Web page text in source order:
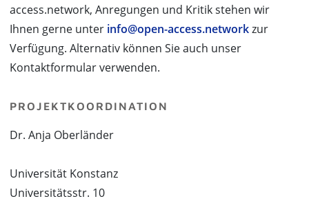
access.network, Anregungen und Kritik stehen wir
Ihnen gerne unter info@open-access.networkzur
Verfügung. Alternativ können Sie auch unser
Kontaktformular verwenden.
PROJEKTKOORDINATION
Dr. Anja Oberländer
Universität Konstanz
Universitätsstr. 10